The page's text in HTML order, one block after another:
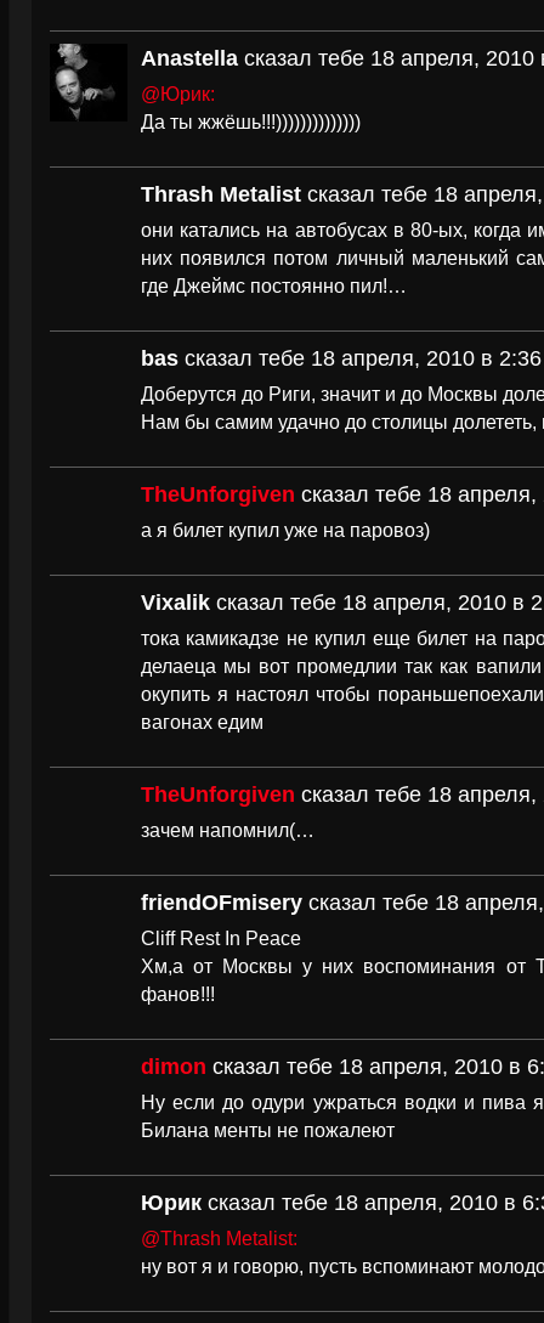
Anastella сказал тебе 18 апреля, 2010
@Юрик:
Да ты жжёшь!!!))))))))))))))
Thrash Metalist сказал тебе 18
они катались на автобусах в 80-ых, когда
них появился потом личный маленький
где Джеймс постоянно пил!…
bas сказал тебе 18 апреля, 2010 в
Доберутся до Риги, значит и до Москвы
Нам бы самим удачно до столицы долететь,
TheUnforgiven сказал тебе 18
а я билет купил уже на паровоз)
Vixalik сказал тебе 18 апреля, 2010 в
тока камикадзе не купил еще билет на
делаеца мы вот промедлии так как
окупить я настоял чтобы
вагонах едим
TheUnforgiven сказал тебе 18
зачем напомнил(…
friendOFmisery сказал тебе 18
Cliff Rest In Peace
Хм,а от Москвы у них воспоминания от
фанов!!!
dimon сказал тебе 18 апреля, 2010 в
Ну если до одури ужраться водки и
Билана менты не пожалеют
Юрик сказал тебе 18 апреля, 2010 в
@Thrash Metalist:
ну вот я и говорю, пусть вспоминают